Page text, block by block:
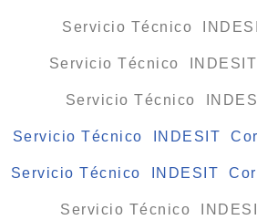
Servicio Técnico
Servicio Técnico
Servicio Técnico
Servicio Técnico INDESIT
Servicio Técnico INDESIT
Servicio Técnico